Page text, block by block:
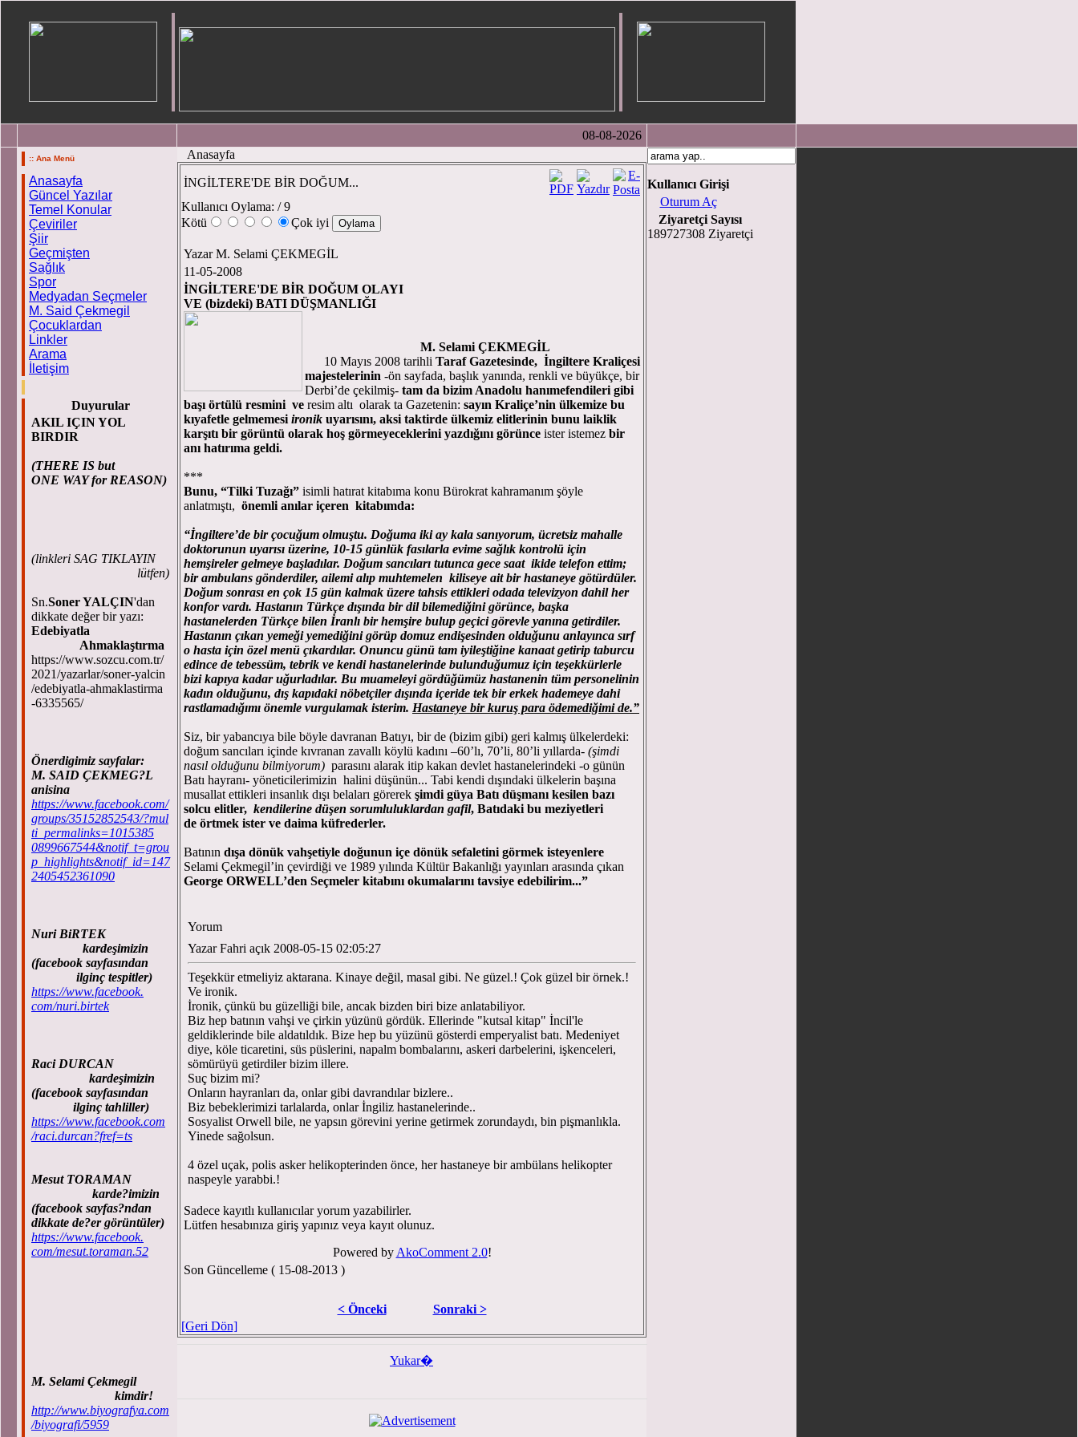
08-08-2026
:: Ana Menü
Anasayfa
Güncel Yazılar
Temel Konular
Çeviriler
Şiir
Geçmişten
Sağlık
Spor
Medyadan Seçmeler
M. Said Çekmegil
Çocuklardan
Linkler
Arama
İletişim
Duyurular
AKIL IÇIN YOL
BIRDIR
(THERE IS but
ONE WAY for REASON)
(linkleri SAG TIKLAYIN
lütfen)
Sn.Soner YALÇIN'dan
dikkate değer bir yazı:
Edebiyatla
Ahmaklaştırma
https://www.sozcu.com.tr/
2021/yazarlar/soner-yalcin
/edebiyatla-ahmaklastirma
-6335565/
Önerdigimiz sayfalar:
M. SAID ÇEKMEG?L
anisina
https://www.facebook.com/
groups/35152852543/?mul
ti_permalinks=1015385
0899667544&notif_t=grou
p_highlights&notif_id=147
2405452361090
Nuri BiRTEK
kardeşimizin
(facebook sayfasından
ilginç tespitler)
https://www.facebook.
com/nuri.birtek
Raci DURCAN
kardeşimizin
(facebook sayfasından
ilginç tahliller)
https://www.facebook.com
/raci.durcan?fref=ts
Mesut TORAMAN
karde?imizin
(facebook sayfas?ndan
dikkate de?er görüntüler)
https://www.facebook.
com/mesut.toraman.52
M. Selami Çekmegil
kimdir!
http://www.biyografya.com
/biyografi/5959
Anasayfa
İNGİLTERE'DE BİR DOĞUM...
Kullanıcı Oylama: / 9
Kötü
Çok iyi
Yazar M. Selami ÇEKMEGİL
11-05-2008
İNGİLTERE'DE BİR DOĞUM OLAYI
VE (bizdeki) BATI DÜŞMANLIĞI
M. Selami ÇEKMEGİL
10 Mayıs 2008 tarihli Taraf Gazetesinde, İngiltere Kraliçesi
majestelerinin -ön sayfada, başlık yanında, renkli ve büyükçe, bir
Derbi’de çekilmiş- tam da bizim Anadolu hanımefendileri gibi
başı örtülü resmini ve resim altı olarak ta Gazetenin: sayın Kraliçe’nin ülkemize bu
kıyafetle gelmemesi ironik uyarısını, aksi taktirde ülkemiz elitlerinin bunu laiklik
karşıtı bir görüntü olarak hoş görmeyeceklerini yazdığını görünce ister istemez bir
anı hatırıma geldi.
***
Bunu, “Tilki Tuzağı” isimli hatırat kitabıma konu Bürokrat kahramanım şöyle
anlatmıştı, önemli anılar içeren kitabımda:
“İngiltere’de bir çocuğum olmuştu. Doğuma iki ay kala sanıyorum, ücretsiz mahalle
doktorunun uyarısı üzerine, 10-15 günlük fasılarla evime sağlık kontrolü için
hemşireler gelmeye başladılar. Doğum sancıları tutunca gece saat ikide telefon ettim;
bir ambulans gönderdiler, ailemi alıp muhtemelen kiliseye ait bir hastaneye götürdüler.
Doğum sonrası en çok 15 gün kalmak üzere tahsis ettikleri odada televizyon dahil her
konfor vardı. Hastanın Türkçe dışında bir dil bilemediğini görünce, başka
hastanelerden Türkçe bilen İranlı bir hemşire bulup geçici görevle yanına getirdiler.
Hastanın çıkan yemeği yemediğini görüp domuz endişesinden olduğunu anlayınca sırf
o hasta için özel menü çıkardılar. Onuncu günü tam iyileştiğine kanaat getirip taburcu
edince de tebessüm, tebrik ve kendi hastanelerinde bulunduğumuz için teşekkürlerle
bizi kapıya kadar uğurladılar. Bu muameleyi gördüğümüz hastanenin tüm personelinin
kadın olduğunu, dış kapıdaki nöbetçiler dışında içeride tek bir erkek hademeye dahi
rastlamadığımı önemle vurgulamak isterim. Hastaneye bir kuruş para ödemediğimi de.”
Siz, bir yabancıya bile böyle davranan Batıyı, bir de (bizim gibi) geri kalmış ülkelerdeki:
doğum sancıları içinde kıvranan zavallı köylü kadını –60’lı, 70’li, 80’li yıllarda- (şimdi
nasıl olduğunu bilmiyorum) parasını alarak itip kakan devlet hastanelerindeki -o günün
Batı hayranı- yöneticilerimizin halini düşünün... Tabi kendi dışındaki ülkelerin başına
musallat ettikleri insanlık dışı belaları görerek şimdi güya Batı düşmanı kesilen bazı
solcu elitler, kendilerine düşen sorumluluklardan gafil, Batıdaki bu meziyetleri
de örtmek ister ve daima küfrederler.
Batının dışa dönük vahşetiyle doğunun içe dönük sefaletini görmek isteyenlere
Selami Çekmegil’in çevirdiği ve 1989 yılında Kültür Bakanlığı yayınları arasında çıkan
George ORWELL’den Seçmeler kitabını okumalarını tavsiye edebilirim...”
Yorum
Yazar Fahri açık 2008-05-15 02:05:27
Teşekkür etmeliyiz aktarana. Kinaye değil, masal gibi. Ne güzel.! Çok güzel bir örnek.!
Ve ironik.
İronik, çünkü bu güzelliği bile, ancak bizden biri bize anlatabiliyor.
Biz hep batının vahşi ve çirkin yüzünü gördük. Ellerinde "kutsal kitap" İncil'le
geldiklerinde bile aldatıldık. Bize hep bu yüzünü gösterdi emperyalist batı. Medeniyet
diye, köle ticaretini, süs püslerini, napalm bombalarını, askeri darbelerini, işkenceleri,
sömürüyü getirdiler bizim illere.
Suç bizim mi?
Onların hayranları da, onlar gibi davrandılar bizlere..
Biz bebeklerimizi tarlalarda, onlar İngiliz hastanelerinde..
Sosyalist Orwell bile, ne yapsın görevini yerine getirmek zorundaydı, bin pişmanlıkla.
Yinede sağolsun.
4 özel uçak, polis asker helikopterinden önce, her hastaneye bir ambülans helikopter
naspeyle yarabbi.!
Sadece kayıtlı kullanıcılar yorum yazabilirler.
Lütfen hesabınıza giriş yapınız veya kayıt olunuz.
Powered by AkoComment 2.0!
Son Güncelleme ( 15-08-2013 )
< Önceki
Sonraki >
[Geri Dön]
Yukar�
Kullanıcı Girişi
Oturum Aç
Ziyaretçi Sayısı
189727308 Ziyaretçi